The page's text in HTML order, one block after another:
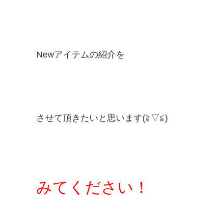
Newアイテムの紹介を
させて頂きたいと思います(≧▽≦)
みてください！